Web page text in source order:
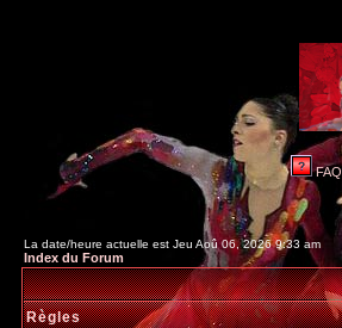
FAQ
La date/heure actuelle est Jeu Aoû 06, 2026 9:33 am
Index du Forum
Règles